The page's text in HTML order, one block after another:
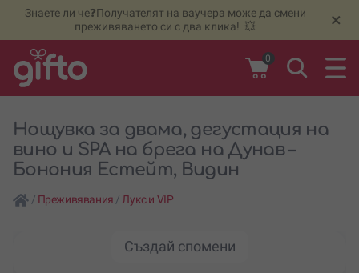
Знаете ли че❓Получателят на ваучера може да смени
преживяването си с два клика! 💥
×
0
Нощувка за двама, дегустация на
вино и SPA на брега на Дунав –
Бонония Естейт, Видин
/ Преживявания / Лукс и VIP
Създай спомени